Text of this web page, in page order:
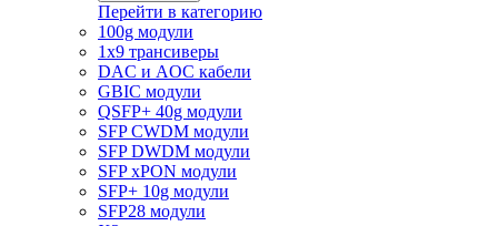
Перейти в категорию
100g модули
1x9 трансиверы
DAC и AOC кабели
GBIC модули
QSFP+ 40g модули
SFP CWDM модули
SFP DWDM модули
SFP xPON модули
SFP+ 10g модули
SFP28 модули